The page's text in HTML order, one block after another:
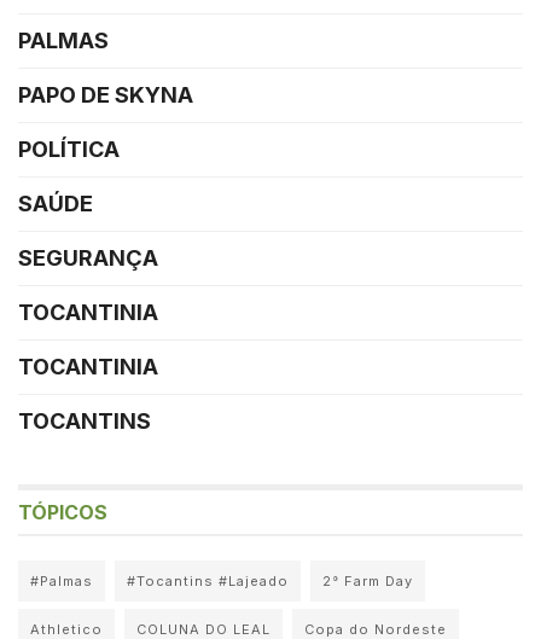
PALMAS
PAPO DE SKYNA
POLÍTICA
SAÚDE
SEGURANÇA
TOCANTINIA
TOCANTINIA
TOCANTINS
TÓPICOS
#Palmas #Tocantins #Lajeado 2° Farm Day
Athletico COLUNA DO LEAL Copa do Nordeste